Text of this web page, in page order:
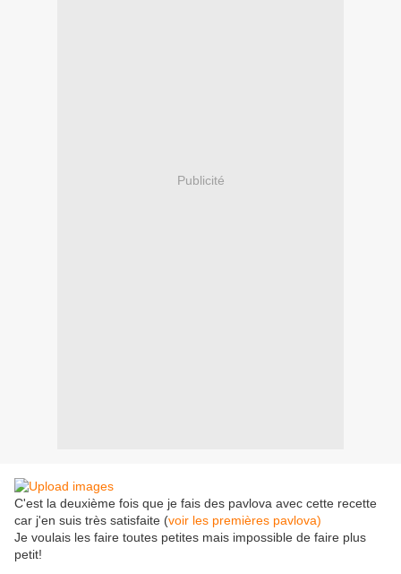
Publicité
C'est la deuxième fois que je fais des pavlova avec cette recette
car j'en suis très satisfaite (voir les premières pavlova)
Je voulais les faire toutes petites mais impossible de faire plus
petit!